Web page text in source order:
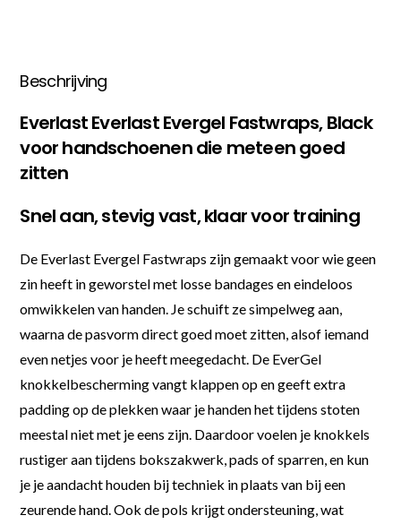
Beschrijving
Everlast Everlast Evergel Fastwraps, Black
voor handschoenen die meteen goed
zitten
Snel aan, stevig vast, klaar voor training
De Everlast Evergel Fastwraps zijn gemaakt voor wie geen
zin heeft in geworstel met losse bandages en eindeloos
omwikkelen van handen. Je schuift ze simpelweg aan,
waarna de pasvorm direct goed moet zitten, alsof iemand
even netjes voor je heeft meegedacht. De EverGel
knokkelbescherming vangt klappen op en geeft extra
padding op de plekken waar je handen het tijdens stoten
meestal niet met je eens zijn. Daardoor voelen je knokkels
rustiger aan tijdens bokszakwerk, pads of sparren, en kun
je je aandacht houden bij techniek in plaats van bij een
zeurende hand. Ook de pols krijgt ondersteuning, wat